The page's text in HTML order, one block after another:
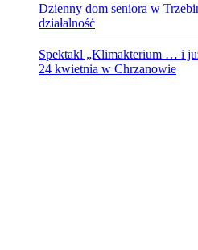
Dzienny dom seniora w
działalność
Spektakl „Klimakterium … i
24 kwietnia w Chrzanowie